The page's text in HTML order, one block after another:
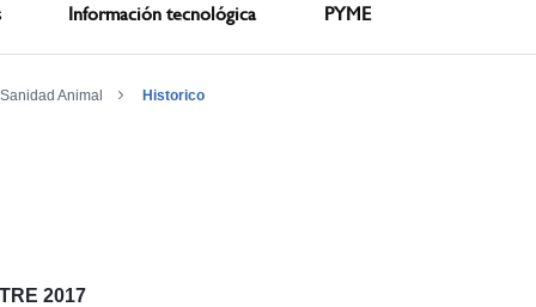
Información tecnológica PYME
Sanidad Animal Historico
2017